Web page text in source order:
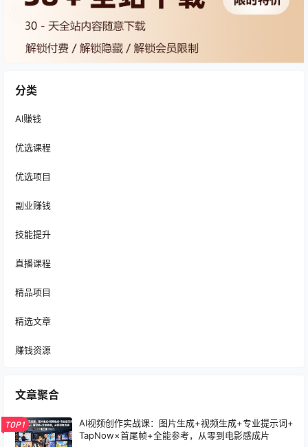
分类
AI赚钱
优选课程
优选项目
副业赚钱
技能提升
直播课程
精品项目
精选文章
赚钱资源
文章聚合
TOP1
AI视频创作实战课：图片生成+视频生成+专业提示词+
TapNow×首尾帧+全能参考，从零到电影感成片